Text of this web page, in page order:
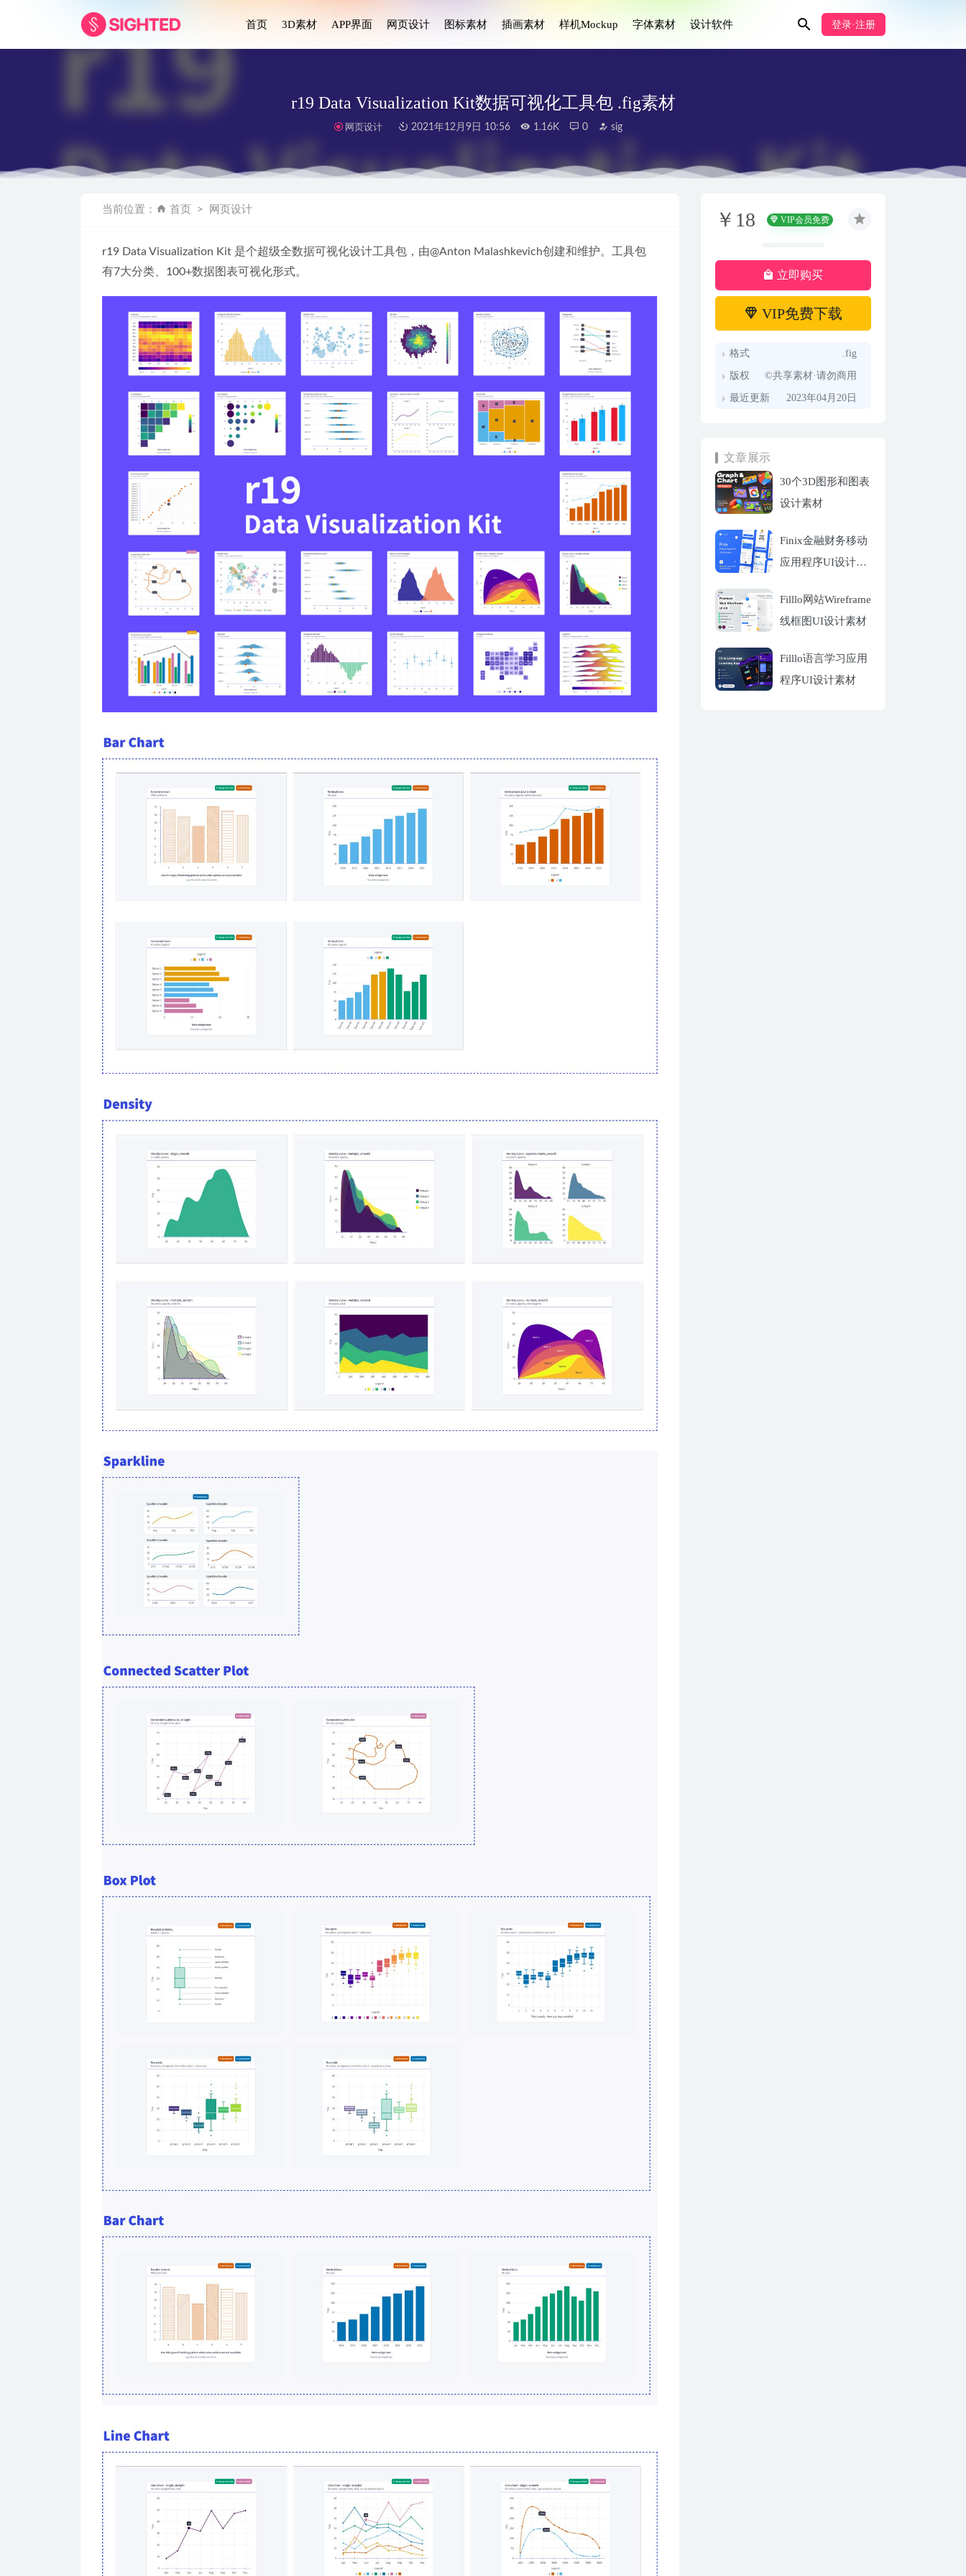
首页 3D素材 APP界面 网页设计 图标素材 插画素材 样机Mockup 字体素材 设计软件 登录·注册
r19 Data Visualization Kit数据可视化工具包 .fig素材
网页设计 2021年12月9日 10:56 1.16K 0 sig
当前位置： 首页 网页设计
r19 Data Visualization Kit 是个超级全数据可视化设计工具包，由@Anton Malashkevich创建和维护。工具包
有7大分类、100+数据图表可视化形式。
￥18 VIP会员免费
立即购买
VIP免费下载
格式 .fig
版权 ©共享素材·请勿商用
最近更新 2023年04月20日
文章展示
30个3D图形和图表
设计素材
Finix金融财务移动
应用程序UI设计套
Filllo网站Wireframe
线框图UI设计素材
Filllo语言学习应用
程序UI设计素材
600+实用icon图标 6种风格 .fig素材